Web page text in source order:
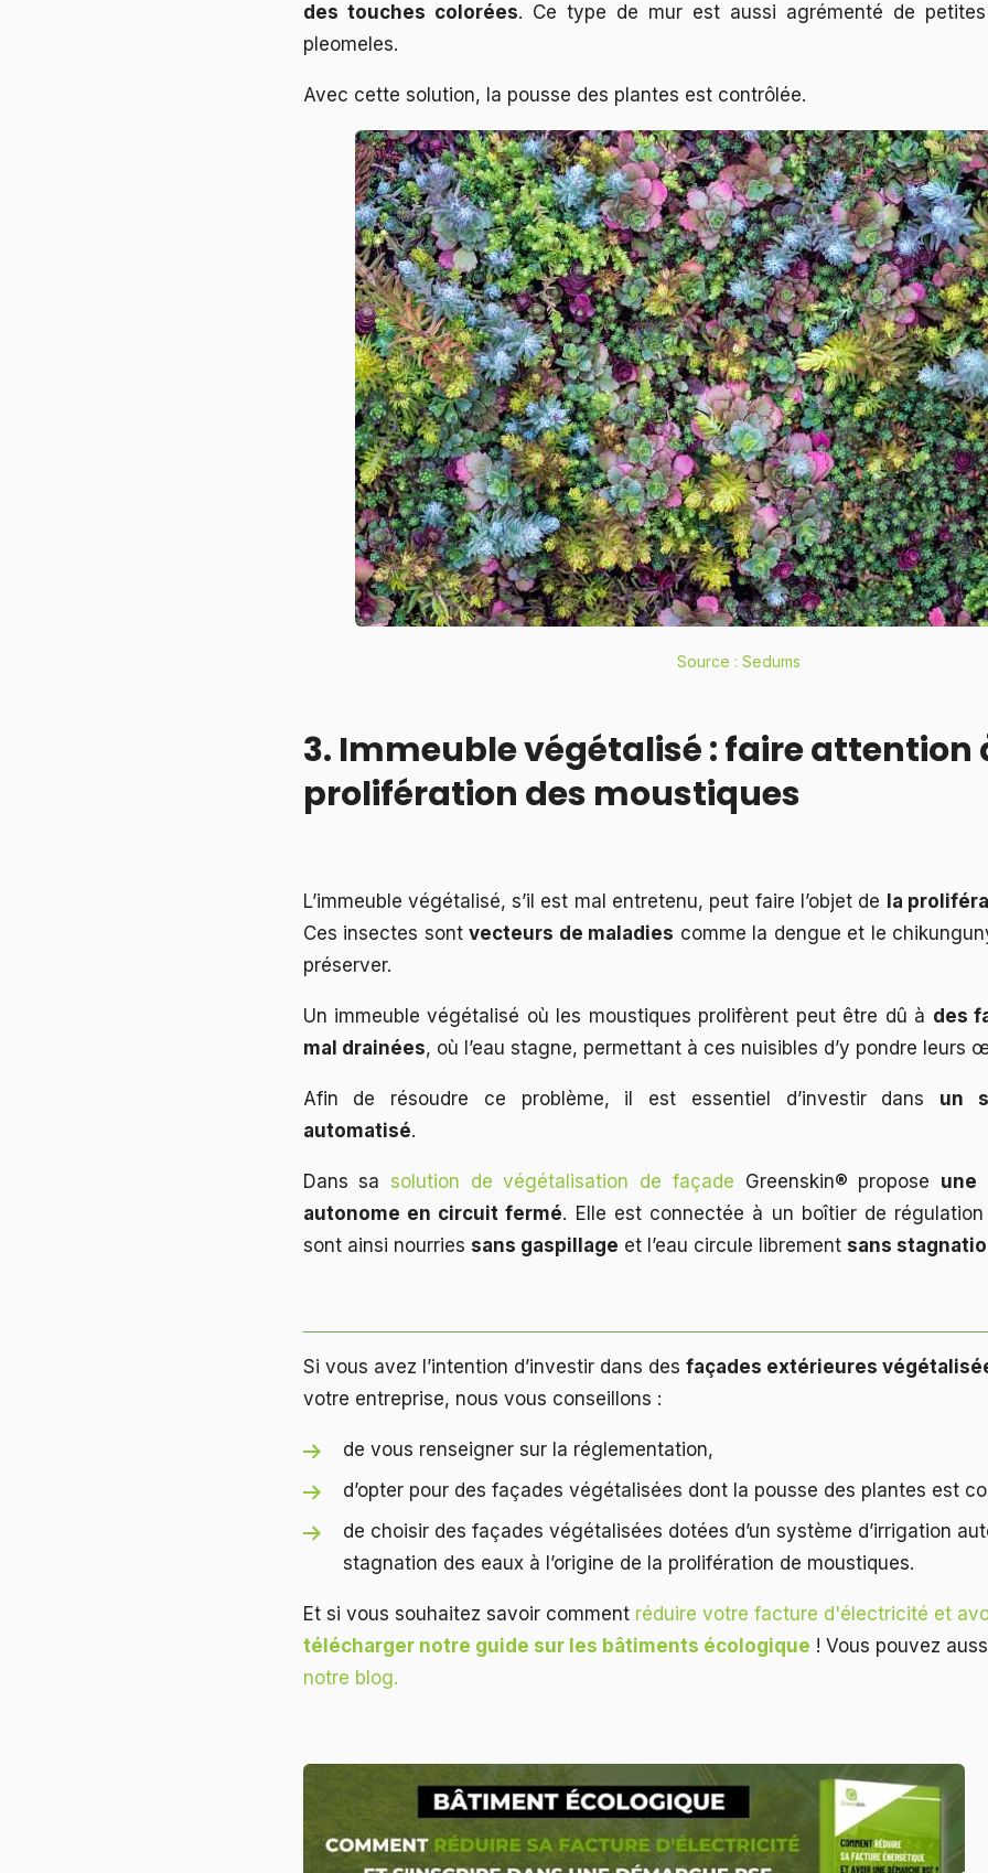
des touches colorées. Ce type de mur est aussi agrémenté de
pleomeles.
Avec cette solution, la pousse des plantes est contrôlée.
Source : Sedums
3. Immeuble végétalisé : faire attention
prolifération des moustiques
L’immeuble végétalisé, s’il est mal entretenu, peut faire l’objet de
la
Ces insectes sontvecteurs de maladies comme la dengue et le
préserver.
Un immeuble végétalisé où les moustiques prolifèrent peut être dû à des
mal drainées, où l’eau stagne, permettant à ces nuisibles d’y pondre leurs
Afin de résoudre ce problème, il est essentiel d’investir dans un
automatisé.
Dans sa solution de végétalisation de façade Greenskin® propose une
autonome en circuit fermé. Elle est connectée à un boîtier de régulation
sont ainsi nourries sans gaspillage et l’eau circule librement sans
Si vous avez l’intention d’investir dans des façades extérieures
votre entreprise, nous vous conseillons :
de vous renseigner sur la réglementation,
d’opter pour des façades végétalisées dont la pousse des plantes est
de choisir des façades végétalisées dotées d’un système d’irrigation
stagnation des eaux à l’origine de la prolifération de moustiques.
Et si vous souhaitez savoir comment réduire votre facture d'électricité et
télécharger notre guide sur les bâtiments écologique ! Vous pouvez
notre blog.